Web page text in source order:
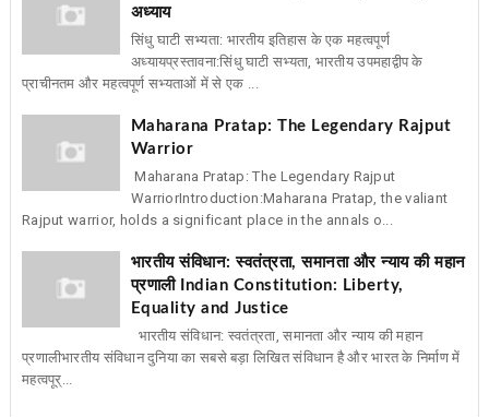
अध्याय
सिंधु घाटी सभ्यता: भारतीय इतिहास के एक महत्वपूर्ण
अध्यायप्रस्तावना:सिंधु घाटी सभ्यता, भारतीय उपमहाद्वीप के
प्राचीनतम और महत्वपूर्ण सभ्यताओं में से एक ...
Maharana Pratap: The Legendary Rajput
Warrior
Maharana Pratap: The Legendary Rajput
WarriorIntroduction:Maharana Pratap, the valiant
Rajput warrior, holds a significant place in the annals o...
भारतीय संविधान: स्वतंत्रता, समानता और न्याय की महान
प्रणाली Indian Constitution: Liberty,
Equality and Justice
भारतीय संविधान: स्वतंत्रता, समानता और न्याय की महान
प्रणालीभारतीय संविधान दुनिया का सबसे बड़ा लिखित संविधान है और भारत के निर्माण में
महत्वपूर्...